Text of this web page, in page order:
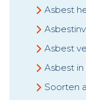
Asbest
Asbest
Asbest in
Soorten